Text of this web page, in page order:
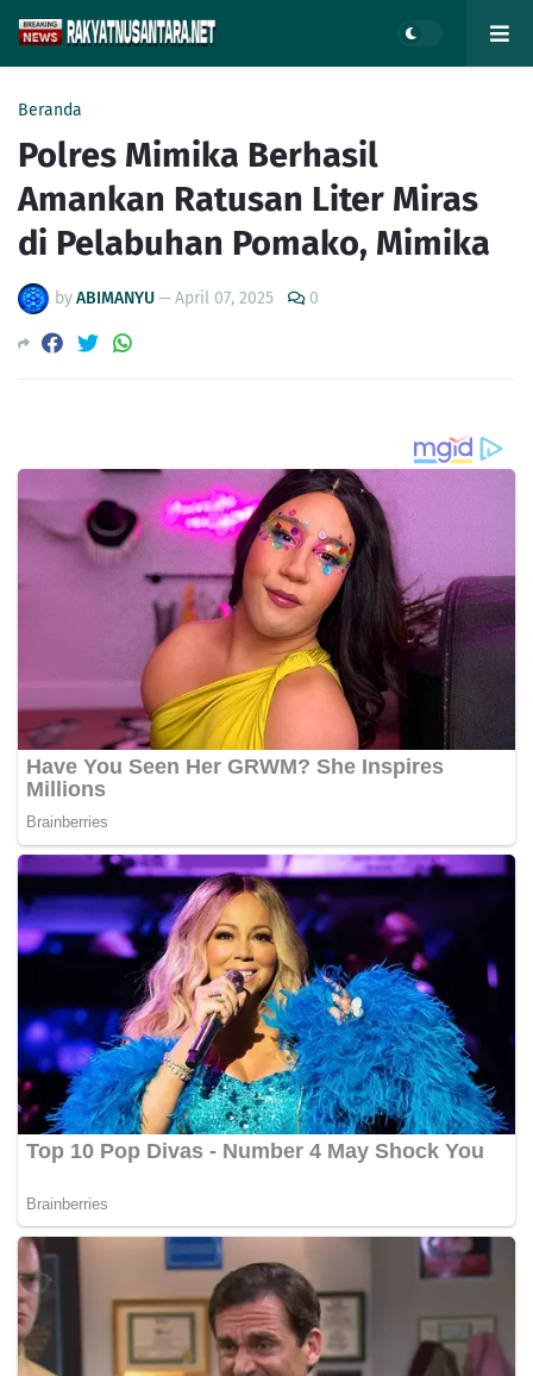
Beranda
Polres Mimika Berhasil
Amankan Ratusan Liter Miras
di Pelabuhan Pomako, Mimika
byABIMANYU—April 07, 2025 0